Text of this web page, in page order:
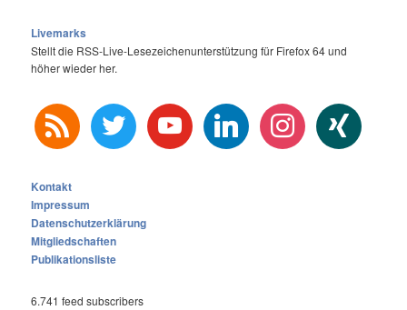
Livemarks
Stellt die RSS-Live-Lesezeichenunterstützung für Firefox 64 und
höher wieder her.
rss twitter youtube linkedin instagram xing
Kontakt
Impressum
Datenschutzerklärung
Mitgliedschaften
Publikationsliste
6.741 feed subscribers